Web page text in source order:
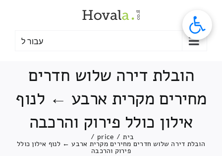
עבור ל
הובלת דירה שלוש חדרים
מחירים מקרית ארבע ← לנוף
אילון כולל פירוק והרכבה
בית /
price
/
הובלת דירה שלוש חדרים מחירים מקרית ארבע ← לנוף אילון כולל
פירוק והרכבה